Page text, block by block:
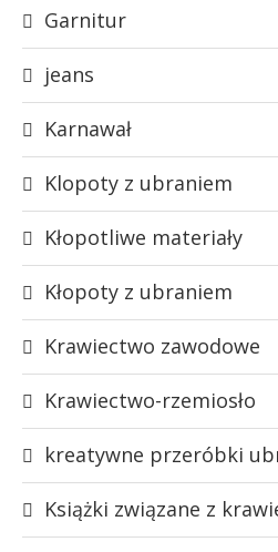
Garnitur
jeans
Karnawał
Klopoty z ubraniem
Kłopotliwe materiały
Kłopoty z ubraniem
Krawiectwo zawodowe
Krawiectwo-rzemiosło
kreatywne przeróbki
Książki związane z